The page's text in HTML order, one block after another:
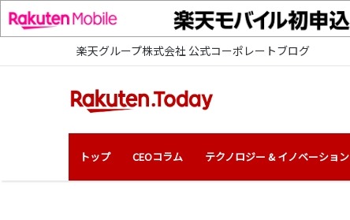
楽天グループ株式会社 公式コーポレートブログ
トップ CEOコラム テクノロジー & イノベーション